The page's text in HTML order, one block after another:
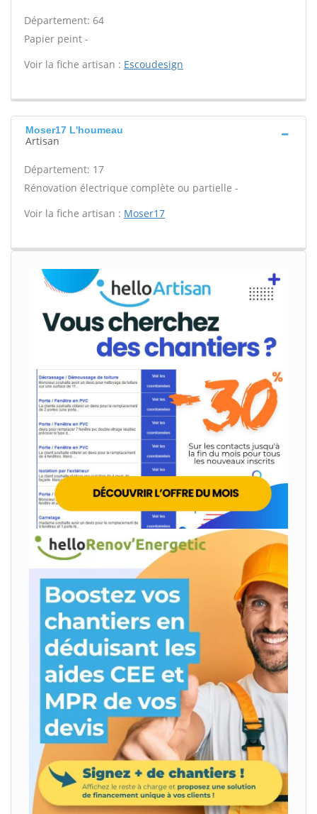
Département: 64
Papier peint -
Voir la fiche artisan : Escoudesign
Moser17 L'houmeau
Artisan
Département: 17
Rénovation électrique complète ou partielle -
Voir la fiche artisan : Moser17